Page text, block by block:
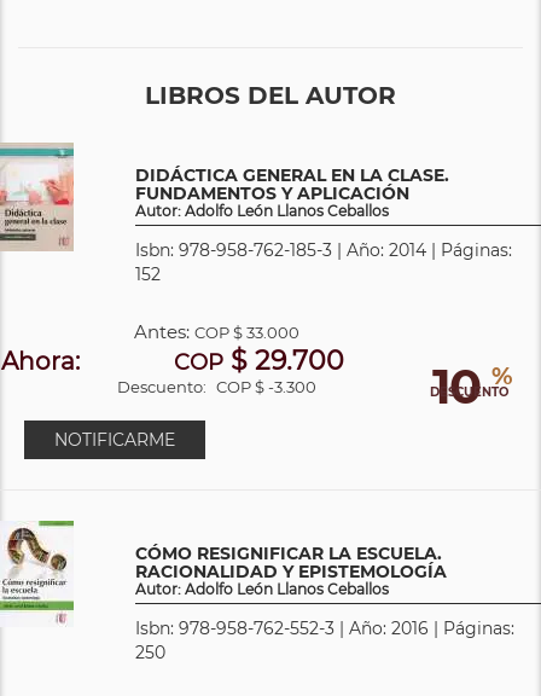
LIBROS DEL AUTOR
DIDÁCTICA GENERAL EN LA CLASE.
FUNDAMENTOS Y APLICACIÓN
Autor: Adolfo León Llanos Ceballos
Isbn: 978-958-762-185-3 | Año: 2014 | Páginas:
152
10 %
DESCUENTO
Antes: COP$ 33.000
Ahora: COP$ 29.700
Descuento: COP $ -3.300
NOTIFICARME
CÓMO RESIGNIFICAR LA ESCUELA.
RACIONALIDAD Y EPISTEMOLOGÍA
Autor: Adolfo León Llanos Ceballos
Isbn: 978-958-762-552-3 | Año: 2016 | Páginas:
250